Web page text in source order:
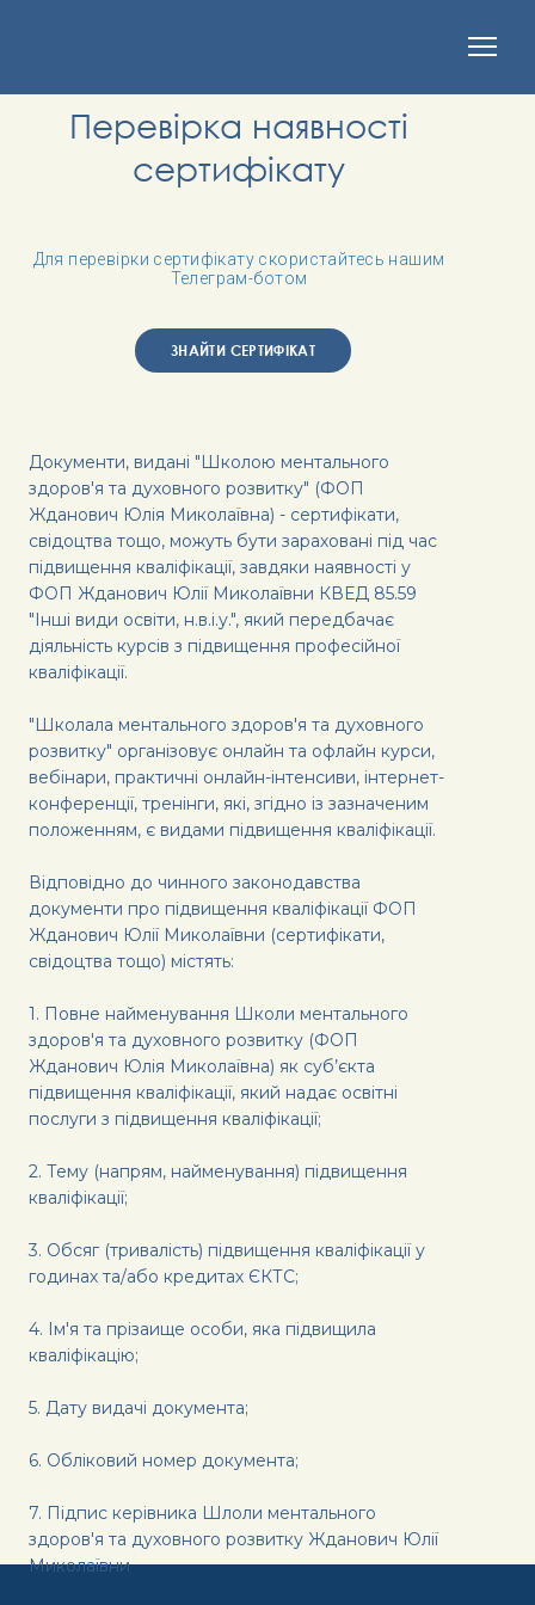
Перевірка наявності
сертифікату
Для перевірки сертифікату скористайтесь нашим
Телеграм-ботом
ЗНАЙТИ СЕРТИФІКАТ
Документи, видані "Школою ментального
здоров'я та духовного розвитку" (ФОП
Жданович Юлія Миколаївна) - сертифікати,
свідоцтва тощо, можуть бути зараховані під час
підвищення кваліфікації, завдяки наявності у
ФОП Жданович Юлії Миколаївни КВЕД 85.59
"Інші види освіти, н.в.і.у.", який передбачає
діяльність курсів з підвищення професійної
кваліфікації.
"Школала ментального здоров'я та духовного
розвитку" організовує онлайн та офлайн курси,
вебінари, практичні онлайн-інтенсиви, інтернет-
конференції, тренінги, які, згідно із зазначеним
положенням, є видами підвищення кваліфікації.
Відповідно до чинного законодавства
документи про підвищення кваліфікації ФОП
Жданович Юлії Миколаївни (сертифікати,
свідоцтва тощо) містять:
1. Повне найменування Школи ментального
здоров'я та духовного розвитку (ФОП
Жданович Юлія Миколаївна) як суб’єкта
підвищення кваліфікації, який надає освітні
послуги з підвищення кваліфікації;
2. Тему (напрям, найменування) підвищення
кваліфікації;
3. Обсяг (тривалість) підвищення кваліфікації у
годинах та/або кредитах ЄКТС;
4. Ім'я та прізаище особи, яка підвищила
кваліфікацію;
5. Дату видачі документа;
6. Обліковий номер документа;
7. Підпис керівника Шлоли ментального
здоров'я та духовного розвитку Жданович Юлії
Миколаївни